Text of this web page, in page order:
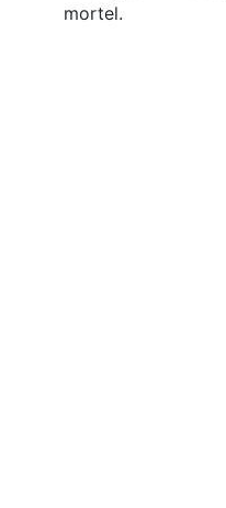
mortel.